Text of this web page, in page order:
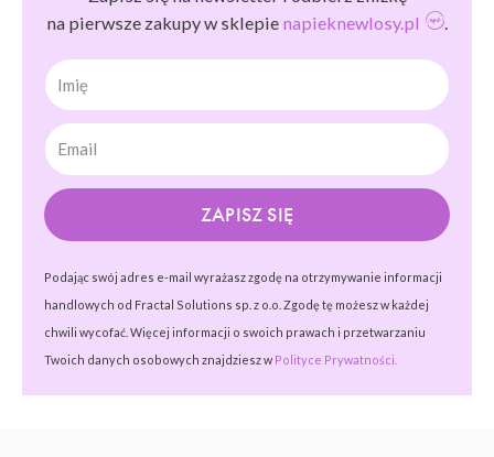
na pierwsze zakupy w sklepie napieknewlosy.pl .
Imię
ZAPISZ SIĘ
Podając swój adres e-mail wyrażasz zgodę na otrzymywanie informacji
handlowych od Fractal Solutions sp. z o.o. Zgodę tę możesz w każdej
chwili wycofać. Więcej informacji o swoich prawach i przetwarzaniu
Twoich danych osobowych znajdziesz w Polityce Prywatności.